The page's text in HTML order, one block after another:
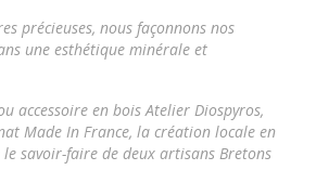
précieuses, nous façonnons nos
une esthétique minérale et
accessoire en boisAtelier Diospyros,
Made In France, la création locale en
savoir-faire de deux artisans Bretons